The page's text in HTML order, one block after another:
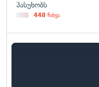
პასუხობს
448 ნახვა